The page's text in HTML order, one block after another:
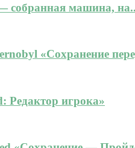
собранная машина,
«Сохранение
Редактор игрока»